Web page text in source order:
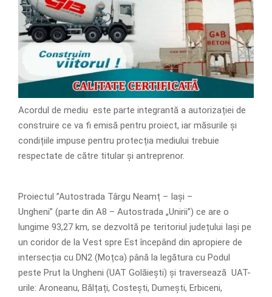
Acordul de mediu este parte integrantă a autorizației de
construire ce va fi emisă pentru proiect, iar măsurile și
condițiile impuse pentru protecția mediului trebuie
respectate de către titular și antreprenor.
Proiectul ”Autostrada Târgu Neamț – Iași –
Ungheni” (parte din A8 – Autostrada „Unirii”) ce are o
lungime 93,27 km, se dezvoltă pe teritoriul județului Iași pe
un coridor de la Vest spre Est începând din apropiere de
intersecția cu DN2 (Moțca) până la legătura cu Podul
peste Prut la Ungheni (UAT Golăiești) și traversează UAT-
urile: Aroneanu, Bălțați, Costești, Dumești, Erbiceni,